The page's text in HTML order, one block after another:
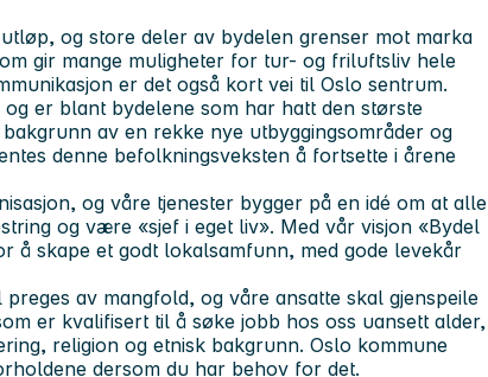
og store deler av bydelen grenser mot marka
gir mange muligheter for tur- og friluftsliv hele
er det også kort vei til Oslo sentrum.
er blant bydelene som har hatt den største
av en rekke nye utbyggingsområder og
denne befolkningsveksten å fortsette i årene
og våre tjenester bygger på en idé om at alle
og være «sjef i eget liv». Med vår visjon «Bydel
å skape et godt lokalsamfunn, med gode levekår
av mangfold, og våre ansatte skal gjenspeile
er kvalifisert til å søke jobb hos oss uansett alder,
religion og etnisk bakgrunn. Oslo kommune
dersom du har behov for det.